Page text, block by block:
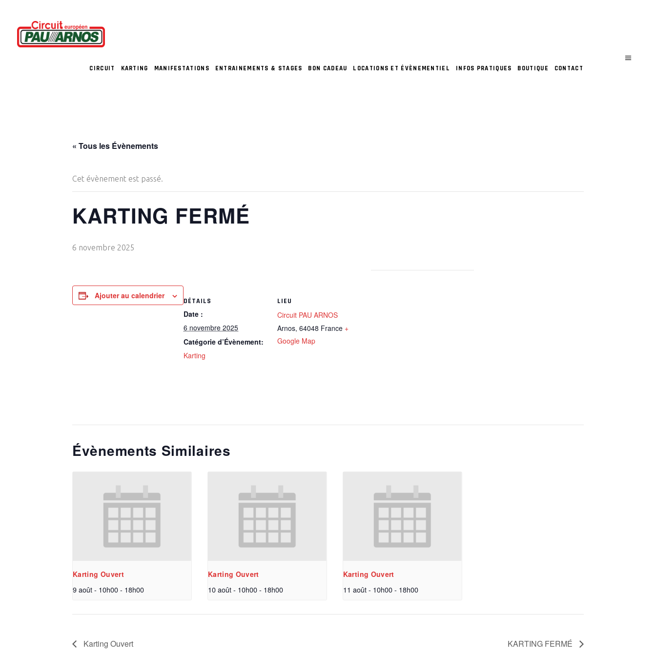
CIRCUIT KARTING MANIFESTATIONS ENTRAINEMENTS & STAGES BON CADEAU LOCATIONS ET ÉVÈNEMENTIEL INFOS PRATIQUES BOUTIQUE CONTACT
« Tous les Évènements
Cet évènement est passé.
KARTING FERMÉ
6 novembre 2025
Ajouter au calendrier
DÉTAILS
Date :
6 novembre 2025
Catégorie d’Évènement:
Karting
LIEU
Circuit PAU ARNOS
Arnos, 64048 France +
Google Map
Évènements Similaires
Karting Ouvert
9 août - 10h00- 18h00
Karting Ouvert
10 août - 10h00- 18h00
Karting Ouvert
11 août - 10h00 - 18h00
Karting Ouvert KARTING FERMÉ